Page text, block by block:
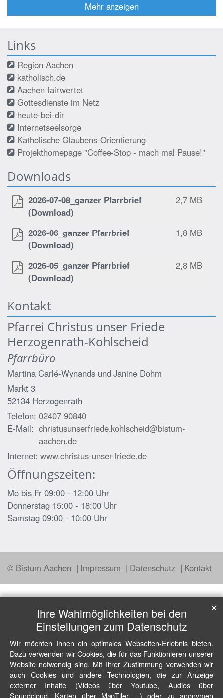
Mehr anzeigen
Links
Region Aachen
katholisch.de
Aachen fairwertet
Gottesdienste im Netz
heute-bei-dir
Internetseelsorge
Katholische Glaubens-Orientierung
Projekthomepage "Coffee-Stop - mach mal Pause!"
Downloads
2026-07-08_ganzer Pfarrbrief
(Download)
2,7 MB
2026-06_ganzer Pfarrbrief
(Download)
1,8 MB
2026-05_ganzer Pfarrbrief
(Download)
2,8 MB
Kontakt
Pfarrei Christus unser Friede
Herzogenrath-Kohlscheid
Pfarrbüro
Martina Carlé-Wynands und Janine Dohm
Markt 3
52134 Herzogenrath
Telefon: 02407 90840
E-Mail: christusunserfriede.kohlscheid@bistum-
aachen.de
Internet: www.christus-unser-friede.de
Öffnungszeiten:
Mo bis Fr 09:00 - 12:00 Uhr
Donnerstag 15:00 - 18:00 Uhr
Samstag 09:00 - 10:00 Uhr
© Bistum Aachen Impressum Datenschutz Kontakt
Ihre Wahlmöglichkeiten bei den
Einstellungen zum Datenschutz
Wir möchten Ihnen ein optimales Webseiten-Erlebnis bieten.
Dazu verwenden wir Cookies, die für das Funktionieren unserer
Website notwendig sind. Mit Ihrer Zustimmung verwenden wir
auch Cookies und andere Technologien, die zur Anzeige
externer Inhalte (Videos über Youtube, Audios über
Soundcloud, Karten über MapTiler ...) oder zu anonymen
✕